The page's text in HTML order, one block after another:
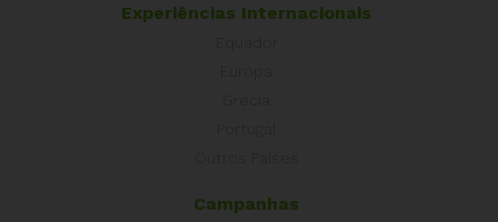
Experiências Internacionais
Campanhas